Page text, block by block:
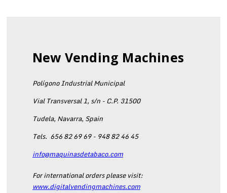
New Vending Machines
Polígono Industrial Municipal
Vial Transversal 1, s/n - C.P. 31500
Tudela, Navarra, Spain
Tels. 656 82 69 69 - 948 82 46 45
info@maquinasdetabaco.com
For international orders please visit:
www.digitalvendingmachines.com